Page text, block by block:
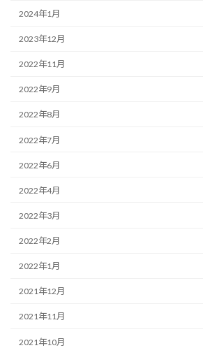
2024年1月
2023年12月
2022年11月
2022年9月
2022年8月
2022年7月
2022年6月
2022年4月
2022年3月
2022年2月
2022年1月
2021年12月
2021年11月
2021年10月